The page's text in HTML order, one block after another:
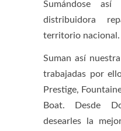
Sumándose
distribuidora
territorio nacional.
Suman así
trabajadas por
Prestige,
Boat. Desde
desearles la